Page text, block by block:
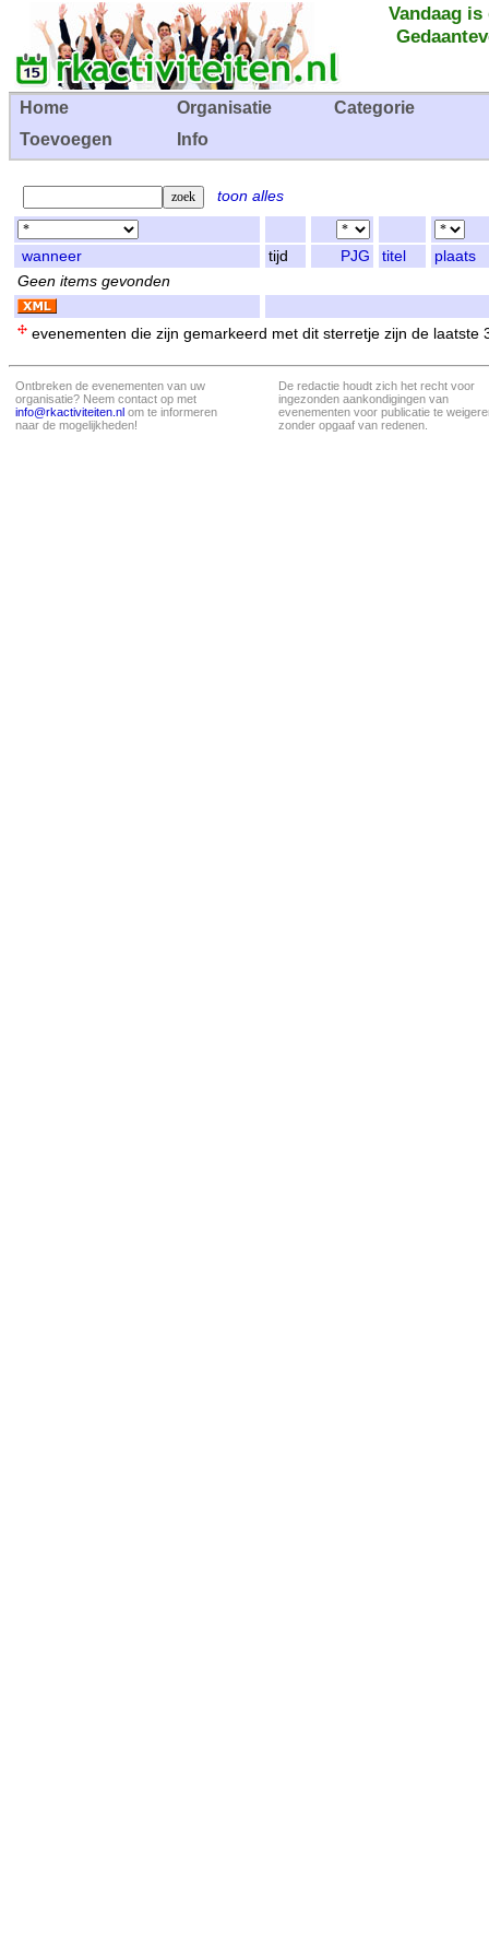
Vandaag
Home Organisatie
Categorie
Toevoegen
Info
toon alles
wanneer tijd PJG titel
plaats
Geen items gevonden
evenementen die zijn gemarkeerd met dit sterretje zijn de laatste
Ontbreken de evenementen van uw
organisatie? Neem contact op met
info@rkactiviteiten.nl om te informeren
naar de mogelijkheden!
De redactie houdt zich het recht voor
ingezonden aankondigingen van
evenementen voor publicatie te
zonder opgaaf van redenen.